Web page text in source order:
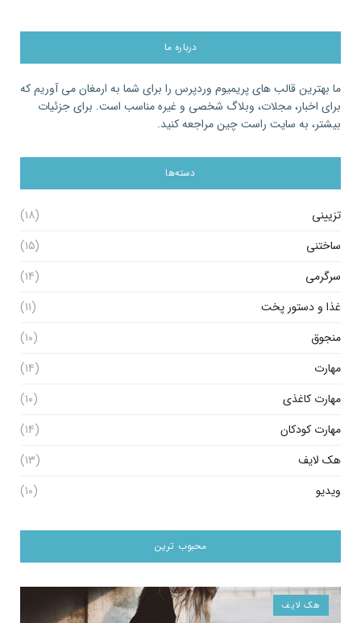
درباره ما
ما بهترین قالب های پریمیوم وردپرس را برای شما به ارمغان می آوریم که
برای اخبار، مجلات، وبلاگ شخصی و غیره مناسب است. برای جزئیات
بیشتر، به سایت راست چین مراجعه کنید.
دسته‌ها
تزیینی
(۱۸)
ساختنی
(۱۵)
سرگرمی
(۱۴)
غذا و دستور پخت
(۱۱)
منجوق
(۱۰)
مهارت
(۱۴)
مهارت کاغذی
(۱۰)
مهارت کودکان
(۱۴)
هک لایف
(۱۳)
ویدیو
(۱۰)
محبوب ترین
هک لایف